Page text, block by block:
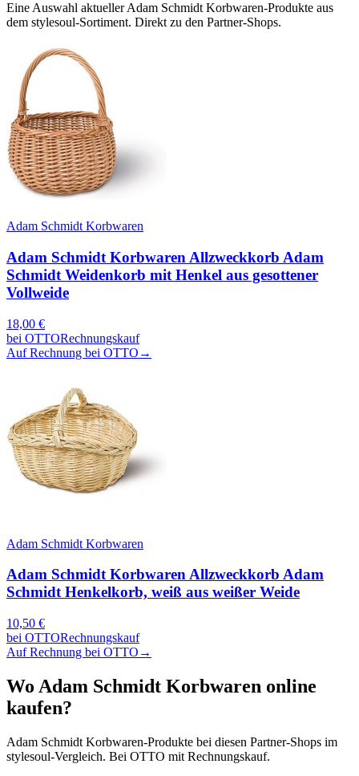
Eine Auswahl aktuellerAdam Schmidt Korbwaren-Produkte aus
dem stylesoul-Sortiment. Direkt zu den Partner-Shops.
Adam Schmidt Korbwaren
Adam Schmidt Korbwaren Allzweckkorb Adam
Schmidt Weidenkorb mit Henkel aus gesottener
Vollweide
18,00 €
bei OTTORechnungskauf
Auf Rechnung bei OTTO →
Adam Schmidt Korbwaren
Adam Schmidt Korbwaren Allzweckkorb Adam
Schmidt Henkelkorb, weiß aus weißer Weide
10,50 €
bei OTTORechnungskauf
Auf Rechnung bei OTTO →
Wo Adam Schmidt Korbwaren online
kaufen?
Adam Schmidt Korbwaren-Produkte bei diesen Partner-Shops im
stylesoul-Vergleich. Bei OTTO mit Rechnungskauf.